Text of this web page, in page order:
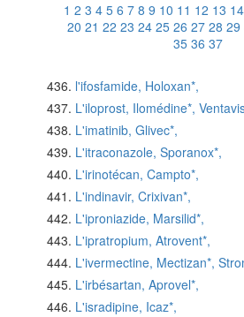
1 2 3 4 5 6 7 8 9 10 11 12 13 14
20 21 22 23 24 25 26 27 28 29
35 36 37
l'ifosfamide, Holoxan*,
L'iloprost, Ilomédine*,
L'imatinib, Glivec*,
L'itraconazole, Sporanox*,
L'irinotécan, Campto*,
L'indinavir, Crixivan*,
L'iproniazide, Marsilid*,
L'ipratropium, Atrovent*,
L'ivermectine, Mectizan*,
L'irbésartan, Aprovel*,
L'isradipine, Icaz*,